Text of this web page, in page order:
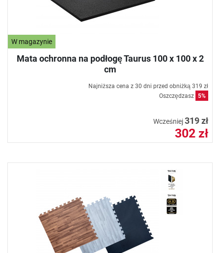
W magazynie
Mata ochronna na podłogę Taurus 100 x 100 x 2
cm
Najniższa cena z 30 dni przed obniżką 319 zł
Oszczędzasz 5%
Wcześniej319 zł
302 zł